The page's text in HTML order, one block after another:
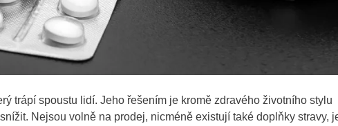
trápí spoustu lidí. Jeho řešením je kromě zdravého životního stylu
Nejsou volně na prodej, nicméně existují také doplňky stravy,